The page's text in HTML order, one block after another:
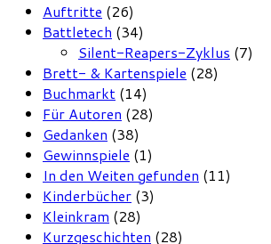
Auftritte (26)
Battletech (34)
Silent-Reapers-Zyklus (7)
Brett- & Kartenspiele (28)
Buchmarkt (14)
Für Autoren (28)
Gedanken (38)
Gewinnspiele (1)
In den Weiten gefunden (11)
Kinderbücher (3)
Kleinkram (28)
Kurzgeschichten (28)